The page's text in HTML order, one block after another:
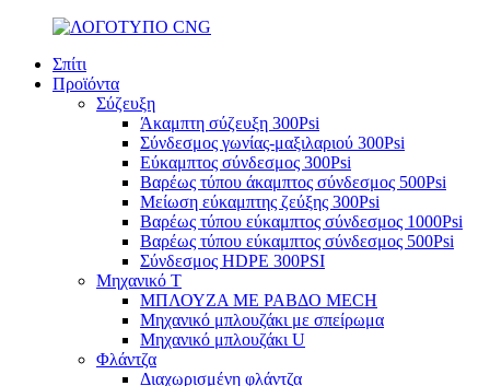
Σπίτι
Προϊόντα
Σύζευξη
Άκαμπτη σύζευξη 300Psi
Σύνδεσμος γωνίας-μαξιλαριού 300Psi
Εύκαμπτος σύνδεσμος 300Psi
Βαρέως τύπου άκαμπτος σύνδεσμος 500Psi
Μείωση εύκαμπτης ζεύξης 300Psi
Βαρέως τύπου εύκαμπτος σύνδεσμος 1000Psi
Βαρέως τύπου εύκαμπτος σύνδεσμος 500Psi
Σύνδεσμος HDPE 300PSI
Μηχανικό Τ
ΜΠΛΟΥΖΑ ΜΕ ΡΑΒΔΟ MECH
Μηχανικό μπλουζάκι με σπείρωμα
Μηχανικό μπλουζάκι U
Φλάντζα
Διαχωρισμένη φλάντζα